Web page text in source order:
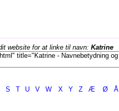
website for at linke til navn: Katrine
S T U V W X Y Z Æ Ø Å